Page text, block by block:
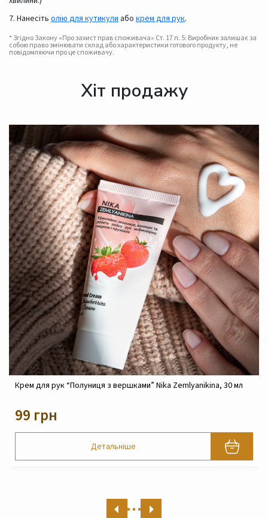
7. Нанесіть олію для кутикули або крем для рук.
* Згідно Закону «Про захист прав споживача» Ст. 17 п. 5: Виробник залишає за
собою право змінювати склад або характеристики готового продукту, не
повідомляючи про це споживачу.
Хіт продажу
Крем реконструюючий живильний для обличчя Nika
820 грн
Детальніше